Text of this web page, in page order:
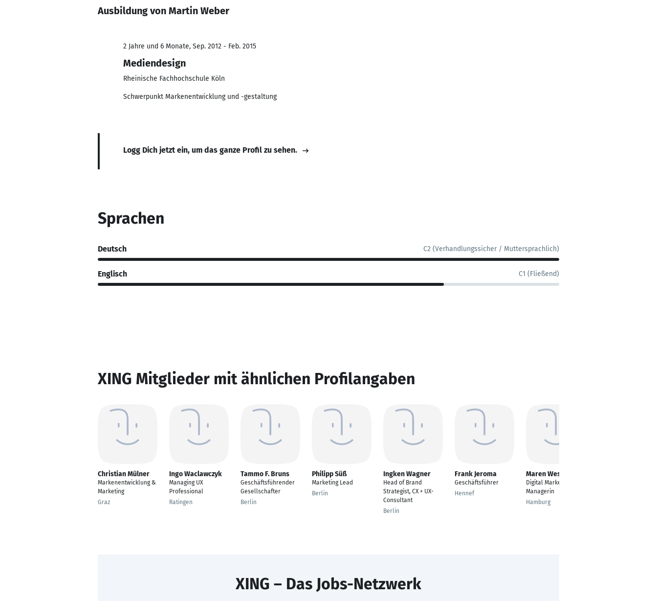
Ausbildung von Martin Weber
2 Jahre und 6 Monate, Sep. 2012 - Feb. 2015
Mediendesign
Rheinische Fachhochschule Köln
Schwerpunkt Markenentwicklung und -gestaltung
Logg Dich jetzt ein, um das ganze Profil zu sehen.
Sprachen
Deutsch C2 (Verhandlungssicher / Muttersprachlich)
Englisch C1 (Fließend)
XING Mitglieder mit ähnlichen Profilangaben
Christian Mülner
Markenentwicklung &
Marketing
Graz
Ingo Waclawczyk
Managing UX
Professional
Ratingen
Tammo F. Bruns
Geschäftsführender
Gesellschafter
Berlin
Philipp Süß
Marketing Lead
Berlin
Ingken Wagner
Head of Brand
Strategist, CX + UX-
Consultant
Berlin
Frank Jeroma
Geschäftsführer
Hennef
Maren Westphal
Digital Marketing
Managerin
Hamburg
XING – Das Jobs-Netzwerk